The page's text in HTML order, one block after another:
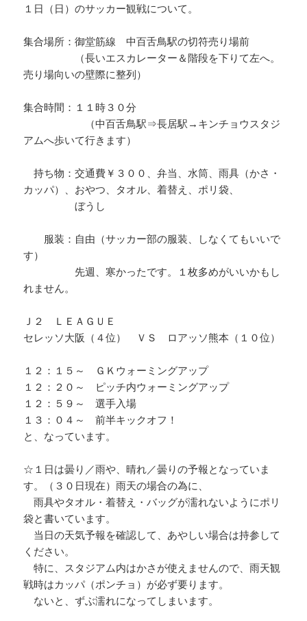
１日（日）のサッカー観戦について。
集合場所：御堂筋線 中百舌鳥駅の切符売り場前
（長いエスカレーター＆階段を下りて左へ。
売り場向いの壁際に整列）
集合時間：１１時３０分
（中百舌鳥駅⇒長居駅→キンチョウスタジ
アムへ歩いて行きます）
持ち物：交通費￥３００、弁当、水筒、雨具（かさ・
カッパ）、おやつ、タオル、着替え、ポリ袋、
ぼうし
服装：自由（サッカー部の服装、しなくてもいいで
す）
先週、寒かったです。１枚多めがいいかもし
れません。
Ｊ２ ＬＥＡＧＵＥ
セレッソ大阪（４位） ＶＳ ロアッソ熊本（１０位）
１２：１５～ ＧＫウォーミングアップ
１２：２０～ ピッチ内ウォーミングアップ
１２：５９～ 選手入場
１３：０４～ 前半キックオフ！
と、なっています。
☆１日は曇り／雨や、晴れ／曇りの予報となっていま
す。（３０日現在）雨天の場合の為に、
雨具やタオル・着替え・バッグが濡れないようにポリ
袋と書いています。
当日の天気予報を確認して、あやしい場合は持参して
ください。
特に、スタジアム内はかさが使えませんので、雨天観
戦時はカッパ（ポンチョ）が必ず要ります。
ないと、ずぶ濡れになってしまいます。